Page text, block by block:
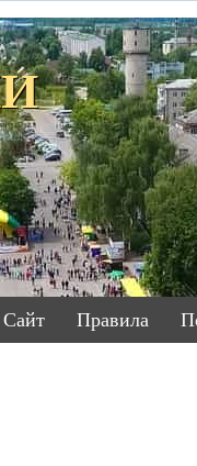
Сайт Правила